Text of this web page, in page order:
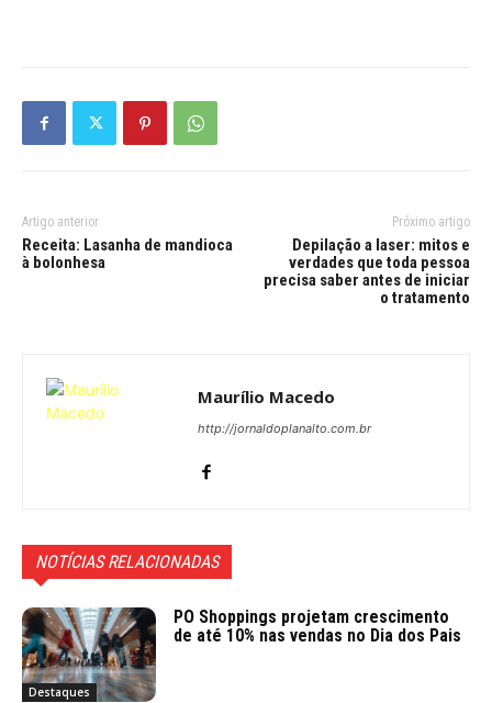
Artigo anterior
Receita: Lasanha de mandioca
à bolonhesa
Próximo artigo
Depilação a laser: mitos e
verdades que toda pessoa
precisa saber antes de iniciar
o tratamento
Maurílio Macedo
http://jornaldoplanalto.com.br
NOTÍCIAS RELACIONADAS
Destaques
PO Shoppings projetam crescimento
de até 10% nas vendas no Dia dos Pais